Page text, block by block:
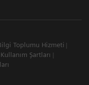
Toplumu Hizmeti
Kullanım Şartları